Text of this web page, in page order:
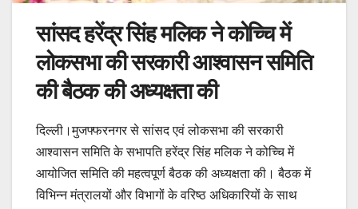
सांसद हरेंद्र सिंह मलिक ने कोच्चि में
लोकसभा की सरकारी आश्वासन समिति
की बैठक की अध्यक्षता की
दिल्ली।मुजफ्फरनगर से सांसद एवं लोकसभा की सरकारी
आश्वासन समिति के सभापति हरेंद्र सिंह मलिक ने कोच्चि में
आयोजित समिति की महत्वपूर्ण बैठक की अध्यक्षता की। बैठक में
विभिन्न मंत्रालयों और विभागों के वरिष्ठ अधिकारियों के साथ